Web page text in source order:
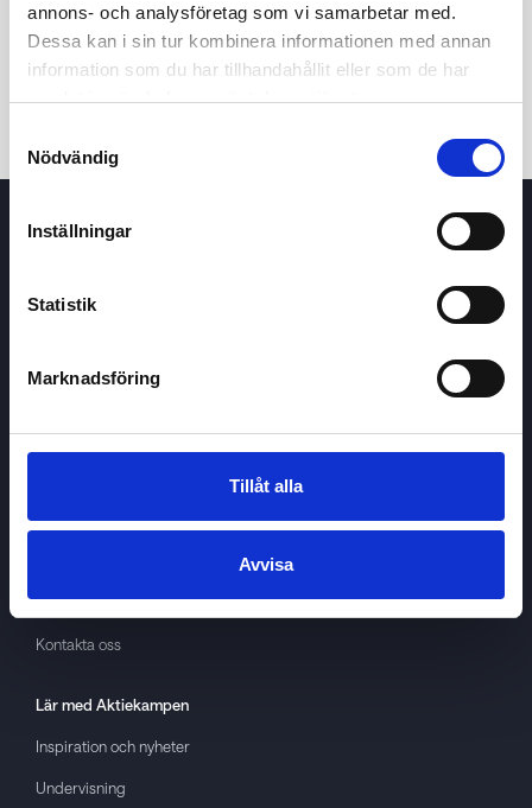
annons- och analysföretag som vi samarbetar med.
Dessa kan i sin tur kombinera informationen med annan
information som du har tillhandahållit eller som de har
samlat in när du har använt deras tjänster.
Nödvändig
Inställningar
Statistik
Marknadsföring
Tillåt alla
Avvisa
Köp / Sälj
OmAktiekampen
About cookies
GDPR
Kontakta oss
Lär med Aktiekampen
Inspiration och nyheter
Undervisning